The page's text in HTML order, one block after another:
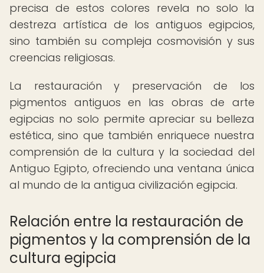
precisa de estos colores revela no solo la
destreza artística de los antiguos egipcios,
sino también su compleja cosmovisión y sus
creencias religiosas.
La restauración y preservación de los
pigmentos antiguos en las obras de arte
egipcias no solo permite apreciar su belleza
estética, sino que también enriquece nuestra
comprensión de la cultura y la sociedad del
Antiguo Egipto, ofreciendo una ventana única
al mundo de la antigua civilización egipcia.
Relación entre la restauración de
pigmentos y la comprensión de la
cultura egipcia